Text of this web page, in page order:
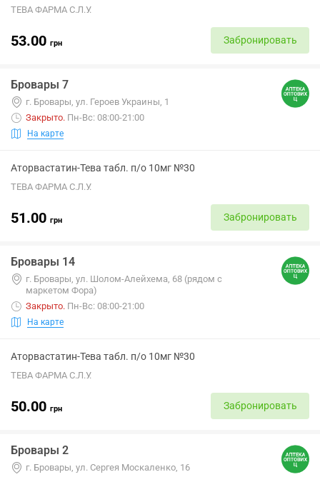
ТЕВА ФАРМА С.Л.У.
53.00 грн Забронировать
Бровары 7
г. Бровары, ул. Героев Украины, 1
Закрыто. Пн-Вс: 08:00-21:00
На карте
Аторвастатин-Тева табл. п/о 10мг №30
ТЕВА ФАРМА С.Л.У.
51.00 грн Забронировать
Бровары 14
г. Бровары, ул. Шолом-Алейхема, 68 (рядом с
маркетом Фора)
Закрыто. Пн-Вс: 08:00-21:00
На карте
Аторвастатин-Тева табл. п/о 10мг №30
ТЕВА ФАРМА С.Л.У.
50.00 грн Забронировать
Бровары 2
г. Бровары, ул. Сергея Москаленко, 16